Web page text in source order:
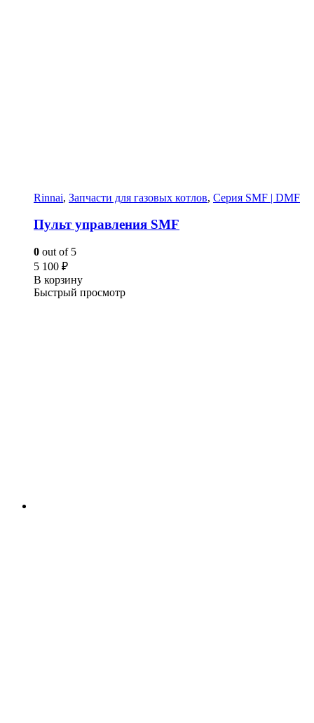
Rinnai, Запчасти для газовых котлов, Серия SMF | DMF
Пульт управления SMF
0 out of 5
5 100 ₽
В корзину
Быстрый просмотр